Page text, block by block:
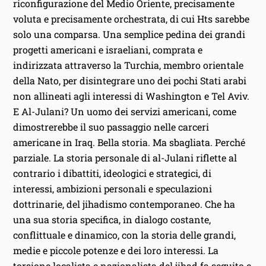
riconfigurazione del Medio Oriente, precisamente
voluta e precisamente orchestrata, di cui Hts sarebbe
solo una comparsa. Una semplice pedina dei grandi
progetti americani e israeliani, comprata e
indirizzata attraverso la Turchia, membro orientale
della Nato, per disintegrare uno dei pochi Stati arabi
non allineati agli interessi di Washington e Tel Aviv.
E Al-Julani? Un uomo dei servizi americani, come
dimostrerebbe il suo passaggio nelle carceri
americane in Iraq. Bella storia. Ma sbagliata. Perché
parziale. La storia personale di al-Julani riflette al
contrario i dibattiti, ideologici e strategici, di
interessi, ambizioni personali e speculazioni
dottrinarie, del jihadismo contemporaneo. Che ha
una sua storia specifica, in dialogo costante,
conflittuale e dinamico, con la storia delle grandi,
medie e piccole potenze e dei loro interessi. La